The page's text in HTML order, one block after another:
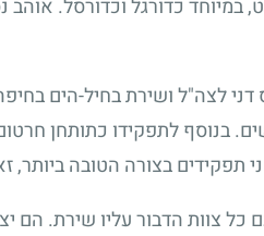
במיוחד כדורגל וכדורסל.
דני לצה"ל ושירת בחיל-הים
בנוסף לתפקידו כתותחן
תפקידים בצורה הטובה
כל צוות הדבור עליו שירת. הם